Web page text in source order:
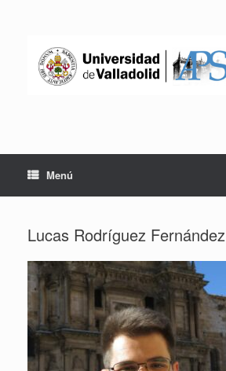
Menú
Lucas Rodríguez Fernández